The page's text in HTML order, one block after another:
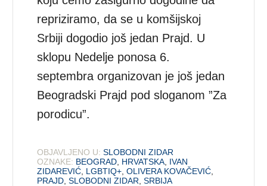
repriziramo, da se u komšijskoj
Srbiji dogodio još jedan Prajd. U
sklopu Nedelje ponosa 6.
septembra organizovan je još jedan
Beogradski Prajd pod sloganom ”Za
porodicu”.
OBJAVLJENO U: SLOBODNI ZIDAR
OZNAKE: BEOGRAD HRVATSKA IVAN
ZIDAREVIĆ LGBTIQ+ ,OLIVERA KOVAČEVIĆ
PRAJD ,SLOBODNI ZIDAR ,SRBIJA